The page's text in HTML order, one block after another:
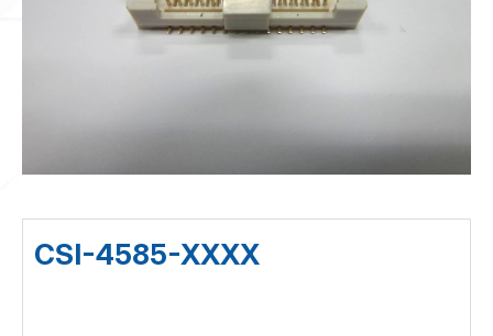
CSI-4585-XXXX